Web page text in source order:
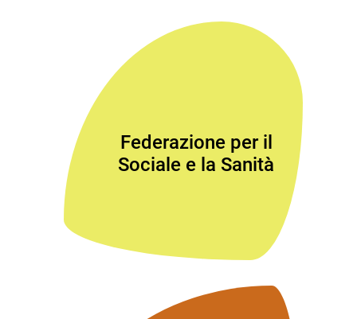
Federazione per il
Sociale e la Sanità